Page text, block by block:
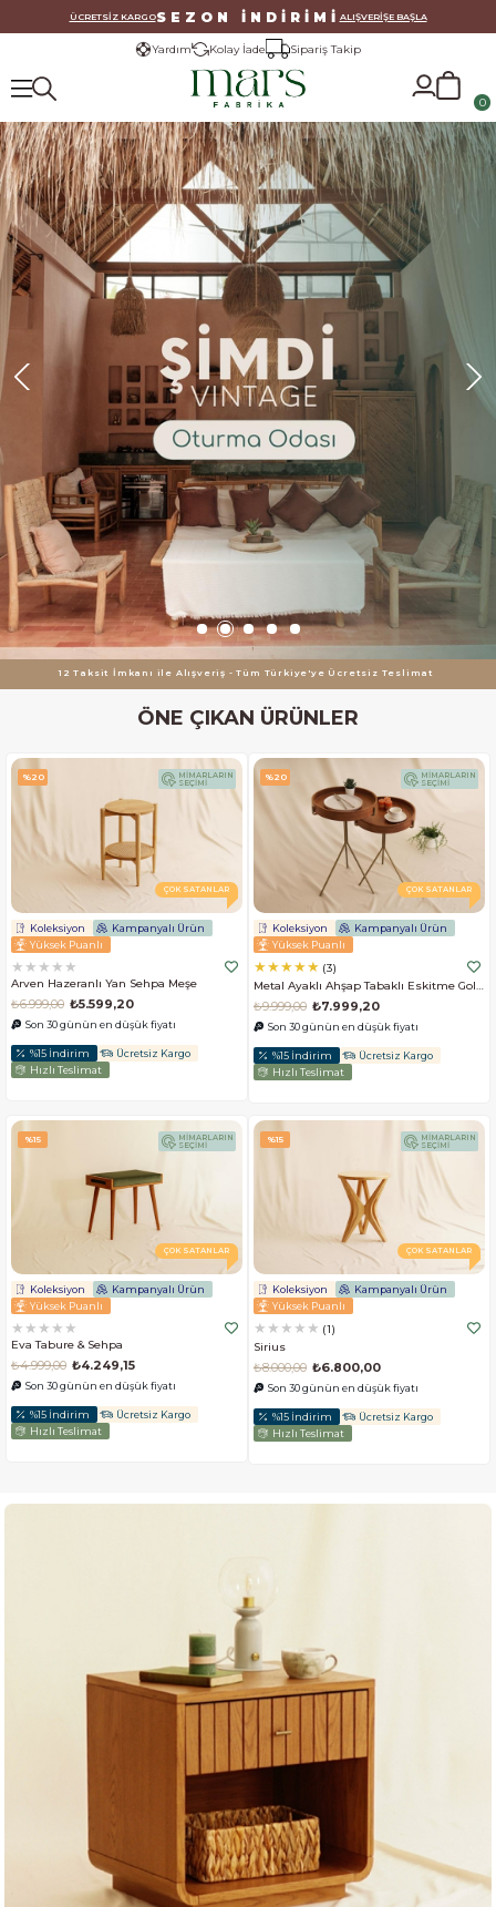
ÜCRETSİZ KARGOSEZON İNDİRİMİ ALIŞVERİŞE BAŞLA
Yardım Kolay İade Sipariş Takip
0
12 Taksit İmkanı ile Alışveriş - Tüm Türkiye'ye Ücretsiz Teslimat
ÖNE ÇIKAN ÜRÜNLER
Koleksiyon
Kampanyalı Ürün
Yüksek Puanlı
★★★★★
Arven Hazeranlı Yan Sehpa Meşe
₺5.599,20
₺6.999,00
Son 30 günün en düşük fiyatı
%15 İndirim
Ücretsiz Kargo
Hızlı Teslimat
ÇOK SATANLAR
%20 MİMARLARIN
SEÇİMİ
Koleksiyon
Kampanyalı Ürün
Yüksek Puanlı
★★★★★ 3
Metal Ayaklı Ahşap Tabaklı Eskitme Gold Sehpa Takımı
₺7.999,20
₺9.999,00
Son 30 günün en düşük fiyatı
%15 İndirim
Ücretsiz Kargo
Hızlı Teslimat
ÇOK SATANLAR
%20 MİMARLARIN
SEÇİMİ
Koleksiyon
Kampanyalı Ürün
Yüksek Puanlı
★★★★★
Eva Tabure & Sehpa
₺4.249,15
₺4.999,00
Son 30 günün en düşük fiyatı
%15 İndirim
Ücretsiz Kargo
Hızlı Teslimat
ÇOK SATANLAR
%15 MİMARLARIN
SEÇİMİ
Koleksiyon
Kampanyalı Ürün
Yüksek Puanlı
★★★★★
1
Sirius
₺6.800,00
₺8.000,00
Son 30 günün en düşük fiyatı
%15 İndirim
Ücretsiz Kargo
Hızlı Teslimat
ÇOK SATANLAR
%15 MİMARLARIN
SEÇİMİ